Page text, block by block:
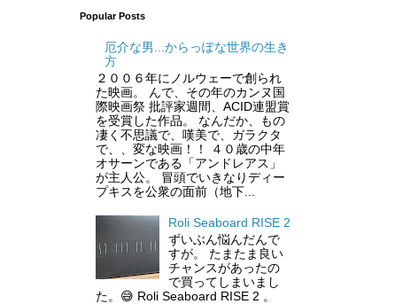
Popular Posts
厄介な男...からっぽな世界の生き
方
２００６年にノルウェーで創られ
た映画。 んで、その年のカンヌ国
際映画祭 批評家週間、ACID連盟賞
を受賞した作品。 なんだか、もの
凄く不思議で、嘆美で、ガラクタ
で、、変な映画！！ ４０歳の中年
オサーンである「アンドレアス」
が主人公。 冒頭でいきなりディー
プキスを公衆の面前（地下...
Roli Seaboard RISE 2
ずいぶん悩んだんで
すが。 たまたま良い
チャンスがあったの
で買ってしまいまし
た。😅 Roli Seaboard RISE 2 。